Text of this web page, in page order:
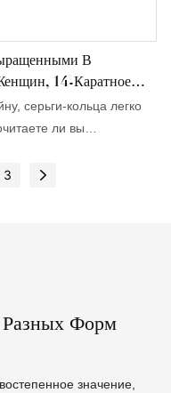
В
14-Каратное
серьги-кольца легко
ли вы
дополнят ваш
3
Форм
значение,